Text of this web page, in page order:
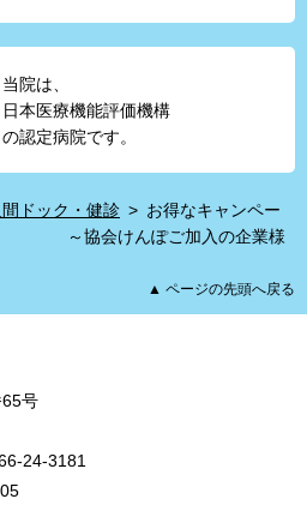
当院は、
日本医療機能評価機構
の認定病院です。
間ドック・健診 > お得なキャンペー
けんぽご加入の企業様
▲ ページの先頭へ戻る
号
24-3181